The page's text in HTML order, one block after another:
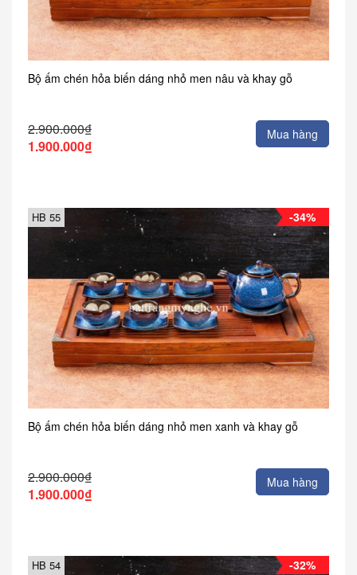
Bộ ấm chén hỏa biến dáng nhỏ men nâu và khay gỗ
2.900.000₫
1.900.000₫
Mua hàng
-34%
HB 55
Bộ ấm chén hỏa biến dáng nhỏ men xanh và khay gỗ
2.900.000₫
1.900.000₫
Mua hàng
-32%
HB 54